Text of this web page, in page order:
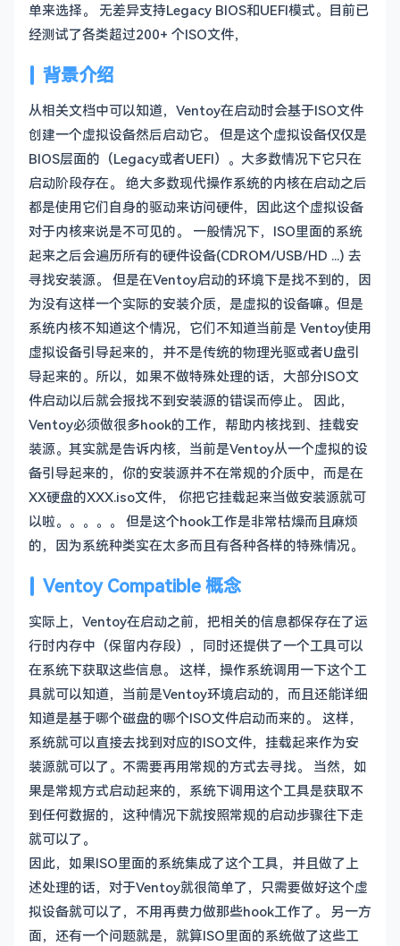
单来选择。 无差异支持Legacy BIOS和UEFI模式。目前已
经测试了各类超过200+ 个ISO文件，
背景介绍
从相关文档中可以知道，Ventoy在启动时会基于ISO文件
创建一个虚拟设备然后启动它。 但是这个虚拟设备仅仅是
BIOS层面的（Legacy或者UEFI）。大多数情况下它只在
启动阶段存在。 绝大多数现代操作系统的内核在启动之后
都是使用它们自身的驱动来访问硬件，因此这个虚拟设备
对于内核来说是不可见的。 一般情况下，ISO里面的系统
起来之后会遍历所有的硬件设备(CDROM/USB/HD ...) 去
寻找安装源。 但是在Ventoy启动的环境下是找不到的，因
为没有这样一个实际的安装介质，是虚拟的设备嘛。但是
系统内核不知道这个情况，它们不知道当前是 Ventoy使用
虚拟设备引导起来的，并不是传统的物理光驱或者U盘引
导起来的。所以，如果不做特殊处理的话，大部分ISO文
件启动以后就会报找不到安装源的错误而停止。 因此，
Ventoy必须做很多hook的工作，帮助内核找到、挂载安
装源。其实就是告诉内核，当前是Ventoy从一个虚拟的设
备引导起来的，你的安装源并不在常规的介质中，而是在
XX硬盘的XXX.iso文件， 你把它挂载起来当做安装源就可
以啦。。。。。 但是这个hook工作是非常枯燥而且麻烦
的，因为系统种类实在太多而且有各种各样的特殊情况。
Ventoy Compatible 概念
实际上，Ventoy在启动之前，把相关的信息都保存在了运
行时内存中（保留内存段），同时还提供了一个工具可以
在系统下获取这些信息。 这样，操作系统调用一下这个工
具就可以知道，当前是Ventoy环境启动的，而且还能详细
知道是基于哪个磁盘的哪个ISO文件启动而来的。 这样，
系统就可以直接去找到对应的ISO文件，挂载起来作为安
装源就可以了。不需要再用常规的方式去寻找。 当然，如
果是常规方式启动起来的，系统下调用这个工具是获取不
到任何数据的，这种情况下就按照常规的启动步骤往下走
就可以了。
因此，如果ISO里面的系统集成了这个工具，并且做了上
述处理的话，对于Ventoy就很简单了，只需要做好这个虚
拟设备就可以了，不用再费力做那些hook工作了。 另一方
面，还有一个问题就是，就算ISO里面的系统做了这些工